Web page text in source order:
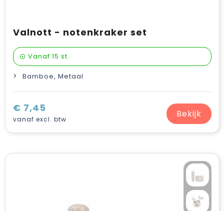
Valnott - notenkraker set
Vanaf 15 st.
Bamboe, Metaal
€ 7,45
vanaf excl. btw Bekijk